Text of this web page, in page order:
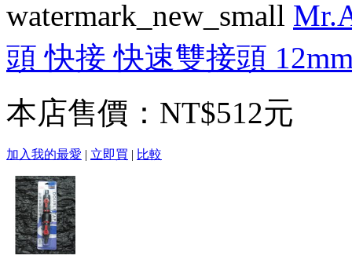
watermark_new_small
頭 快接 快速雙接頭
本店售價： NT$512元
加入我的最愛 | 立即買 | 比較